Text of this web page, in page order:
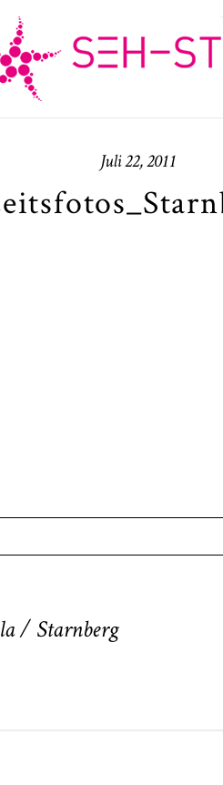
Juli 22, 2011
/ Starnberg